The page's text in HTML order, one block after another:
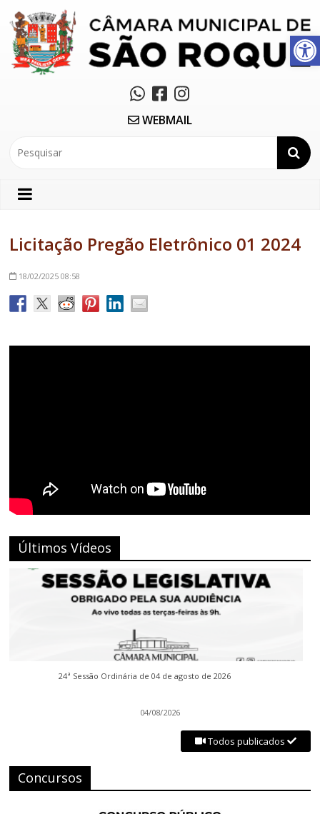
Abrir a barra de ferramentas
WEBMAIL
Licitação Pregão Eletrônico 01 2024
18/02/2025 08:58
Últimos Vídeos
24ª Sessão Ordinária de 04 de agosto de 2026
04/08/2026
Todos publicados
Concursos